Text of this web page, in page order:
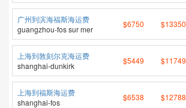
广州到滨海福斯海运费
guangzhou-fos sur mer
$6750 $13350
上海到敦刻尔克海运费
shanghai-dunkirk
$5449 $11749
上海到福斯海运费
shanghai-fos
$6538 $12788